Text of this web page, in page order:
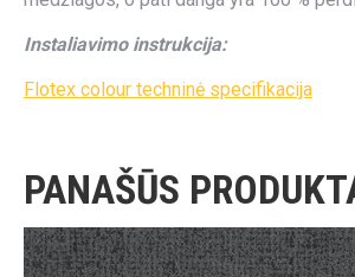
Instaliavimo instrukcija:
Flotex colour techninė specifikacija
PANAŠŪS